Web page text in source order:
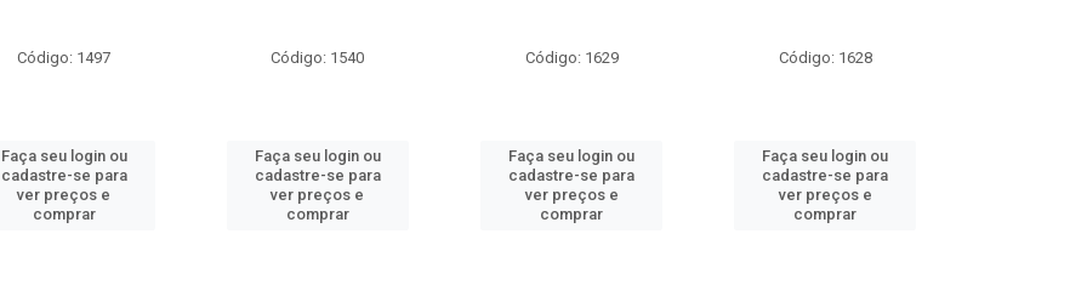
Código: 1497
Faça seu login ou
cadastre-se para
ver preços e
comprar
Código: 1540
Faça seu login ou
cadastre-se para
ver preços e
comprar
Código: 1629
Faça seu login ou
cadastre-se para
ver preços e
comprar
Código: 1628
Faça seu login ou
cadastre-se para
ver preços e
comprar